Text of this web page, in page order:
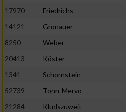
17970
Friedrichs
14121
Gronauer
8250
Weber
20413
Köster
1341
Schornstein
52739
Tonn-Mervo
21284
Kludszuweit